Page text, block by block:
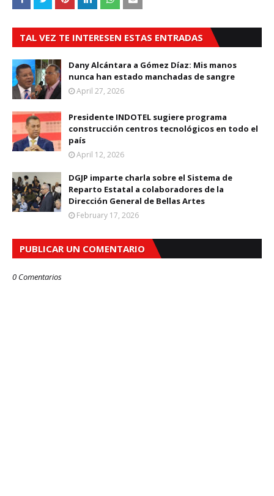
TAL VEZ TE INTERESEN ESTAS ENTRADAS
Dany Alcántara a Gómez Díaz: Mis manos
nunca han estado manchadas de sangre
April 27, 2026
Presidente INDOTEL sugiere programa
construcción centros tecnológicos en todo el
país
April 12, 2026
DGJP imparte charla sobre el Sistema de
Reparto Estatal a colaboradores de la
Dirección General de Bellas Artes
February 17, 2026
PUBLICAR UN COMENTARIO
0 Comentarios